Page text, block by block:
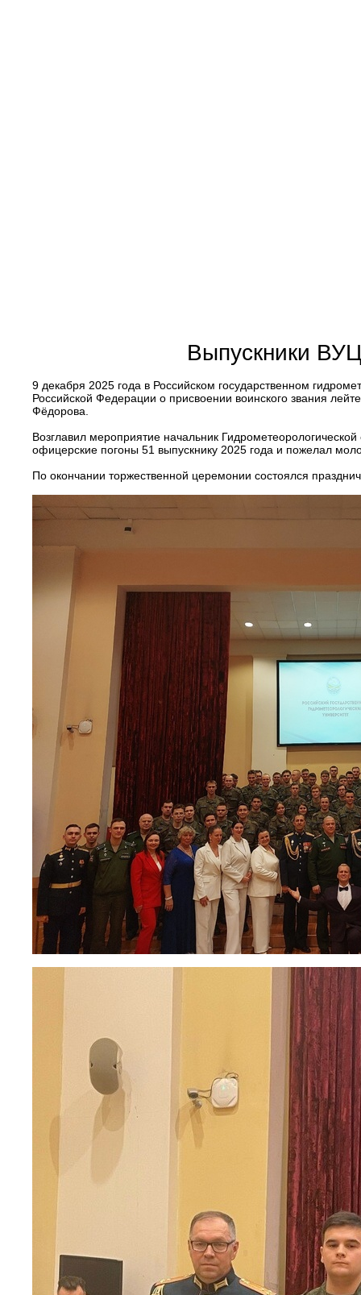
Выпускники
9 декабря 2025 года в Российском государственном
Российской Федерации о присвоении воинского звания
Фёдорова.
Возглавил мероприятие начальник
офицерские погоны 51 выпускнику 2025 года и пожелал
По окончании торжественной церемонии состоялся